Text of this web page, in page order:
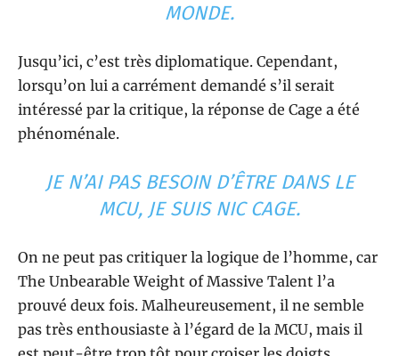
MONDE.
Jusqu’ici, c’est très diplomatique. Cependant,
lorsqu’on lui a carrément demandé s’il serait
intéressé par la critique, la réponse de Cage a été
phénoménale.
JE N’AI PAS BESOIN D’ÊTRE DANS LE
MCU, JE SUIS NIC CAGE.
On ne peut pas critiquer la logique de l’homme, car
The Unbearable Weight of Massive Talent l’a
prouvé deux fois. Malheureusement, il ne semble
pas très enthousiaste à l’égard de la MCU, mais il